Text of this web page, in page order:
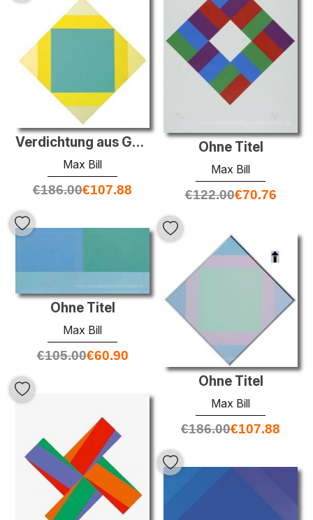
Ohne Titel
Max Bill
€122.00€70.76
Verdichtung aus Gelb
Max Bill
€186.00€107.88
Ohne Titel
Max Bill
€105.00€60.90
Ohne Titel
Max Bill
€186.00€107.88